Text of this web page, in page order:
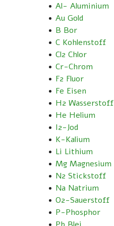
Al- Aluminium
Au Gold
B Bor
C Kohlenstoff
Cl2 Chlor
Cr-Chrom
F2 Fluor
Fe Eisen
H2 Wasserstoff
He Helium
I2-Jod
K-Kalium
Li Lithium
Mg Magnesium
N2 Stickstoff
Na Natrium
O2-Sauerstoff
P-Phosphor